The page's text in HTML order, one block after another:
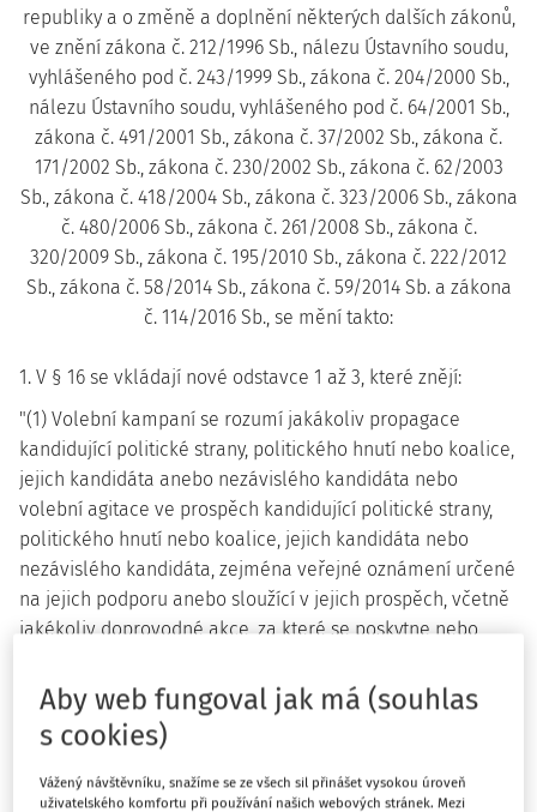
republiky a o změně a doplnění některých dalších zákonů,
ve znění zákona č. 212/1996 Sb., nálezu Ústavního soudu,
vyhlášeného pod č. 243/1999 Sb., zákona č. 204/2000 Sb.,
nálezu Ústavního soudu, vyhlášeného pod č. 64/2001 Sb.,
zákona č. 491/2001 Sb., zákona č. 37/2002 Sb., zákona č.
171/2002 Sb., zákona č. 230/2002 Sb., zákona č. 62/2003
Sb., zákona č. 418/2004 Sb., zákona č. 323/2006 Sb., zákona
č. 480/2006 Sb., zákona č. 261/2008 Sb., zákona č.
320/2009 Sb., zákona č. 195/2010 Sb., zákona č. 222/2012
Sb., zákona č. 58/2014 Sb., zákona č. 59/2014 Sb. a zákona
č. 114/2016 Sb., se mění takto:
1. V § 16 se vkládají nové odstavce 1 až 3, které znějí:
"(1) Volební kampaní se rozumí jakákoliv propagace
kandidující politické strany, politického hnutí nebo koalice,
jejich kandidáta anebo nezávislého kandidáta nebo
volební agitace ve prospěch kandidující politické strany,
politického hnutí nebo koalice, jejich kandidáta nebo
nezávislého kandidáta, zejména veřejné oznámení určené
na jejich podporu anebo sloužící v jejich prospěch, včetně
jakékoliv doprovodné akce, za které se poskytne nebo
sdělení v neprospěch jiné kandidující politické strany,
politického hnutí, koalice, jejich kandidáta nebo
nezávislého kandidáta.
(2) Fyzická nebo právnická osoba, která se hodlá účastnit
Aby web fungoval jak má (souhlas
s cookies)
Vážený návštěvníku, snažíme se ze všech sil přinášet vysokou úroveň
uživatelského komfortu při používání našich webových stránek. Mezi